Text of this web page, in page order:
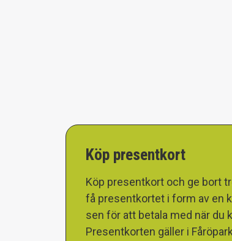
Köp presentkort
Köp presentkort och ge bort
få presentkortet i form av en
sen för att betala med när du
Presentkorten gäller i